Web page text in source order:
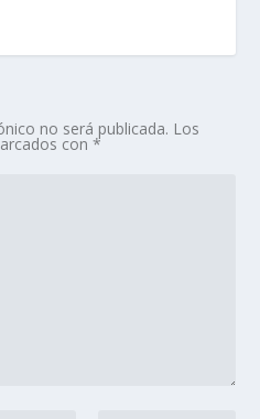
no será publicada. Los
con*